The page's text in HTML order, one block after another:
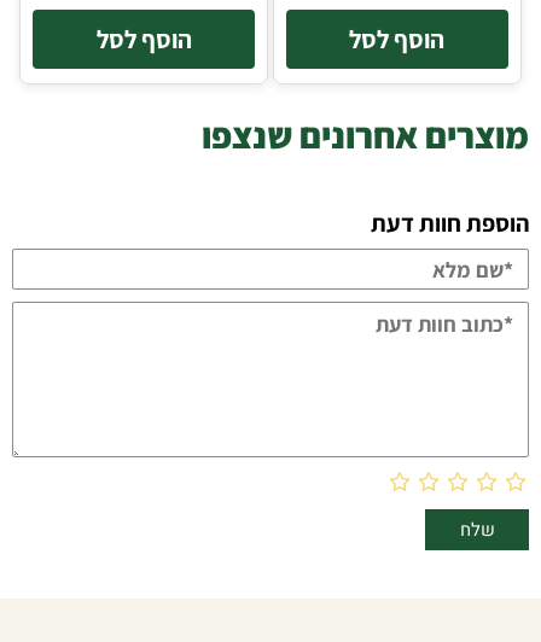
הוסף לסל הוסף לסל
מוצרים אחרונים שנצפו
הוספת חוות דעת